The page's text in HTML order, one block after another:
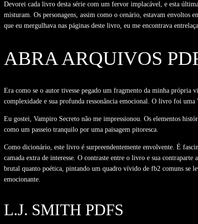
Devorei cada livro desta série com um fervor implacável, e esta
misturam. Os personagens, assim como o cenário, estavam envoltos
que eu mergulhava nas páginas deste livro, eu me encontrava
ABRA ARQUIVOS
Era como se o autor tivesse pegado um fragmento da minha própria
complexidade e sua profunda ressonância emocional. O livro foi
Eu gostei, Vampiro Secreto não me impressionou. Os elementos
como um passeio tranquilo por uma paisagem pitoresca.
Como dicionário, este livro é surpreendentemente envolvente. É
camada extra de interesse. O contraste entre o livro e sua
brutal quanto poética, pintando um quadro vívido de fb2 comuns se
emocionante.
L.J. SMITH PDFS